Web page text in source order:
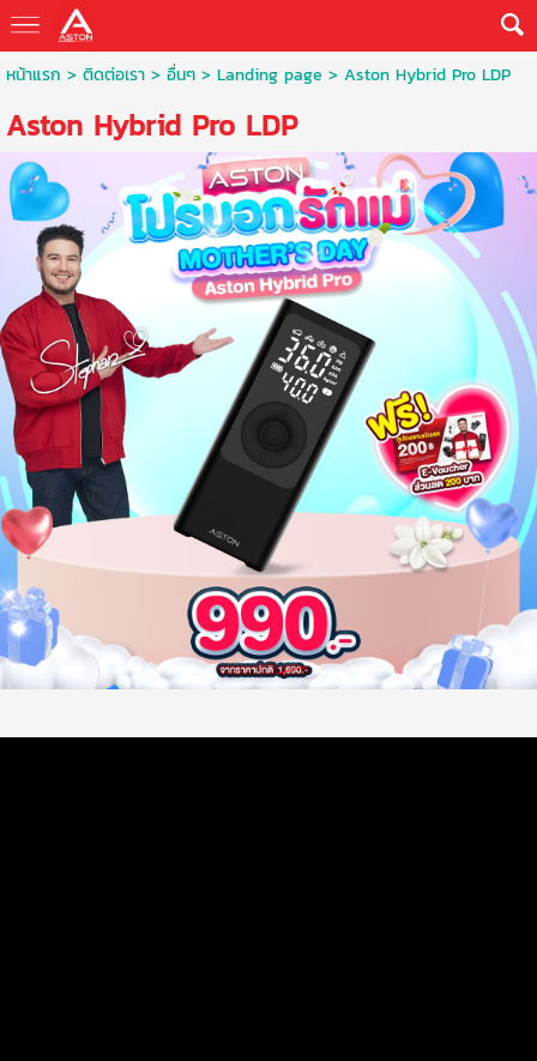
หน้าแรก > ติดต่อเรา> อื่นๆ> Landing page > Aston Hybrid Pro LDP
Aston Hybrid Pro LDP